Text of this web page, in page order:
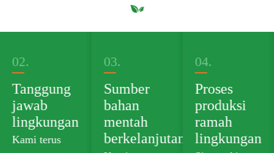
03.
Sumber
bahan
mentah
berkelanjutan
04.
Proses
produksi
ramah
lingkungan
05.
Portofolio
produk
hijau
Kami